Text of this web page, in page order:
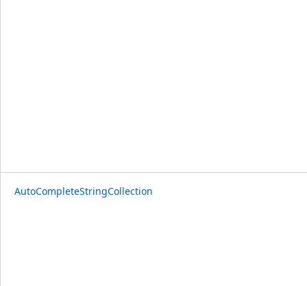
AutoCompleteStringCollection